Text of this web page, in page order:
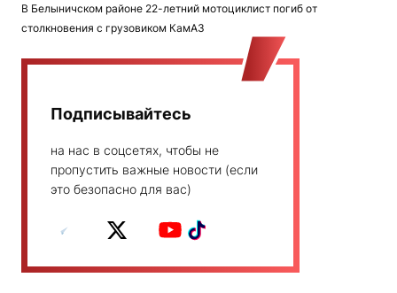
В Белыничском районе 22-летний мотоциклист погиб от
столкновения с грузовиком КамАЗ
Подписывайтесь
на нас в соцсетях, чтобы не
пропустить важные новости (если
это безопасно для вас)